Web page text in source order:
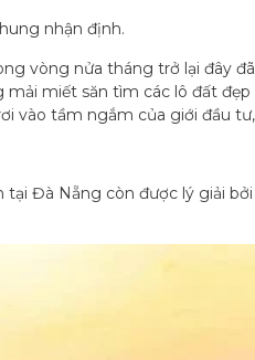
nhận định.
vòng nửa tháng trở lại đây
miết săn tìm các lô đất
vào tầm ngắm của giới đầu
Đà Nẵng còn được lý giải